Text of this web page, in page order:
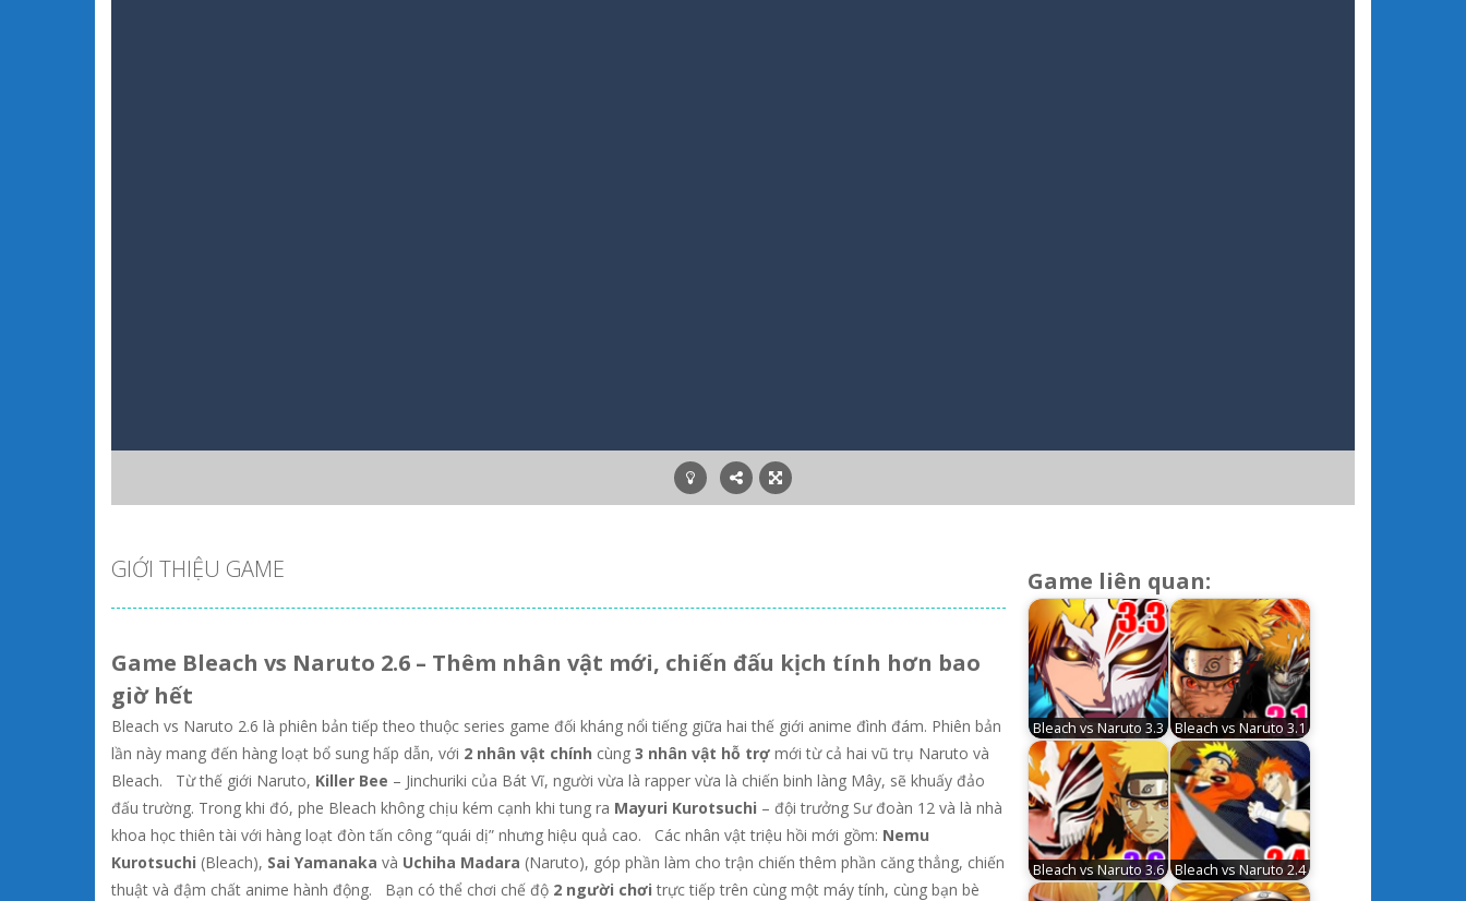
GIỚI THIỆU GAME
Game Bleach vs Naruto 2.6 – Thêm nhân vật mới, chiến đấu kịch tính hơn bao
giờ hết
Bleach vs Naruto 2.6 là phiên bản tiếp theo thuộc series game đối kháng nổi tiếng giữa hai thế giới anime đình đám. Phiên bản
lần này mang đến hàng loạt bổ sung hấp dẫn, với 2 nhân vật chính cùng 3 nhân vật hỗ trợ mới từ cả hai vũ trụ Naruto và
Bleach. Từ thế giới Naruto, Killer Bee – Jinchuriki của Bát Vĩ, người vừa là rapper vừa là chiến binh làng Mây, sẽ khuấy đảo
đấu trường. Trong khi đó, phe Bleach không chịu kém cạnh khi tung ra Mayuri Kurotsuchi – đội trưởng Sư đoàn 12 và là nhà
khoa học thiên tài với hàng loạt đòn tấn công “quái dị” nhưng hiệu quả cao. Các nhân vật triệu hồi mới gồm: Nemu
Kurotsuchi (Bleach), Sai Yamanaka và Uchiha Madara (Naruto), góp phần làm cho trận chiến thêm phần căng thẳng, chiến
thuật và đậm chất anime hành động. Bạn có thể chơi chế độ 2 người chơi trực tiếp trên cùng một máy tính, cùng bạn bè
Game liên quan:
Bleach vs Naruto 3.3 Bleach vs Naruto 3.1
Bleach vs Naruto 3.6 Bleach vs Naruto 2.4